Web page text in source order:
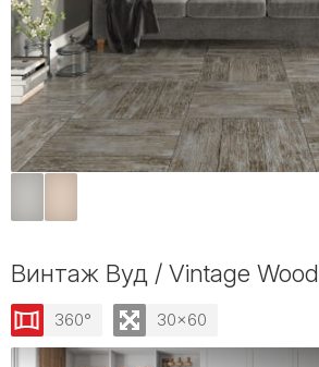
Винтаж Вуд / Vintage Wood
360° 30x60